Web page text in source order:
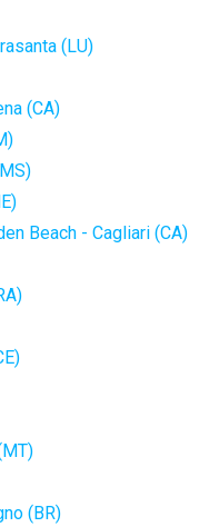
(LU)
(CA)
Beach - Cagliari (CA)
(BR)